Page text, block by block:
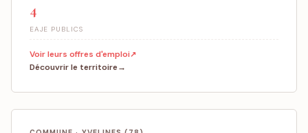
4
EAJE PUBLICS
Voir leurs offres d'emploi
Découvrir le territoire